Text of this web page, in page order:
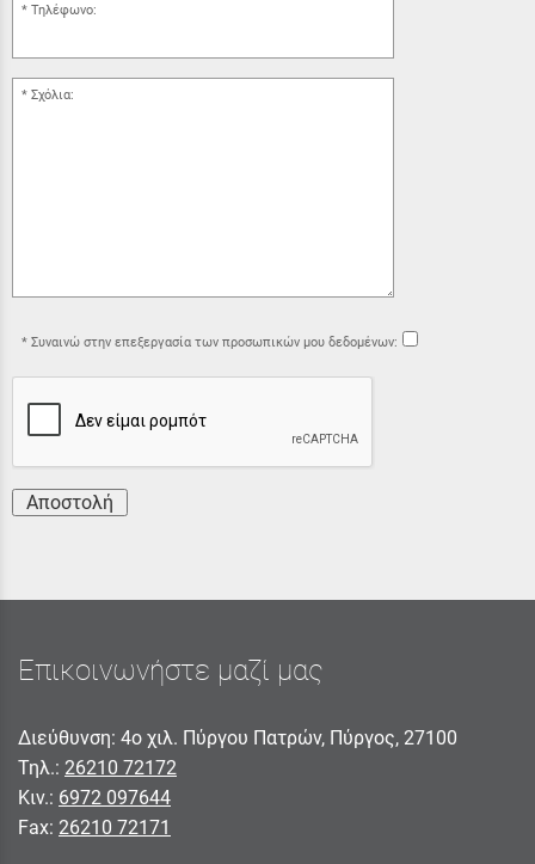
Τηλέφωνο:
Σχόλια:
Συναινώ στην επεξεργασία των προσωπικών μου δεδομένων:
Αποστολή
Επικοινωνήστε μαζί μας
Διεύθυνση: 4ο χιλ. Πύργου Πατρών, Πύργος, 27100
Τηλ.: 26210 72172
Κιν.: 6972 097644
Fax: 26210 72171